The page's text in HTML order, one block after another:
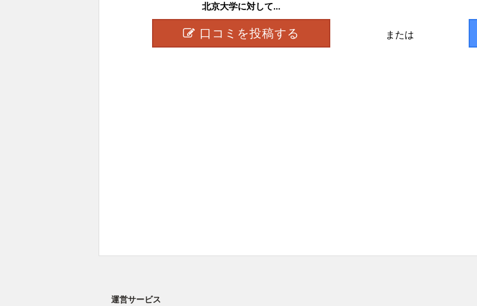
北京大学に対して...
口コミを投稿する または
運営サービス